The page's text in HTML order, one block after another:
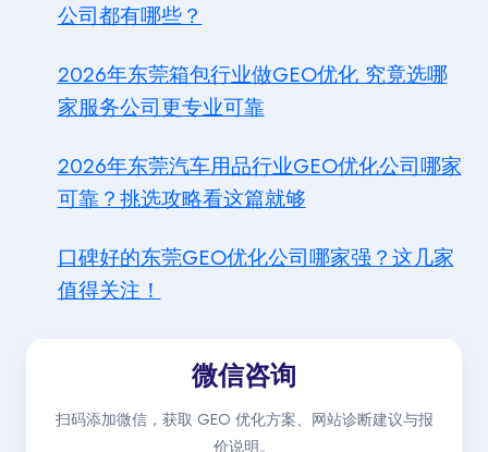
公司都有哪些？
2026年东莞箱包行业做GEO优化 究竟选哪
家服务公司更专业可靠
2026年东莞汽车用品行业GEO优化公司哪家
可靠？挑选攻略看这篇就够
口碑好的东莞GEO优化公司哪家强？这几家
值得关注！
微信咨询
扫码添加微信，获取 GEO 优化方案、网站诊断建议与报
价说明。